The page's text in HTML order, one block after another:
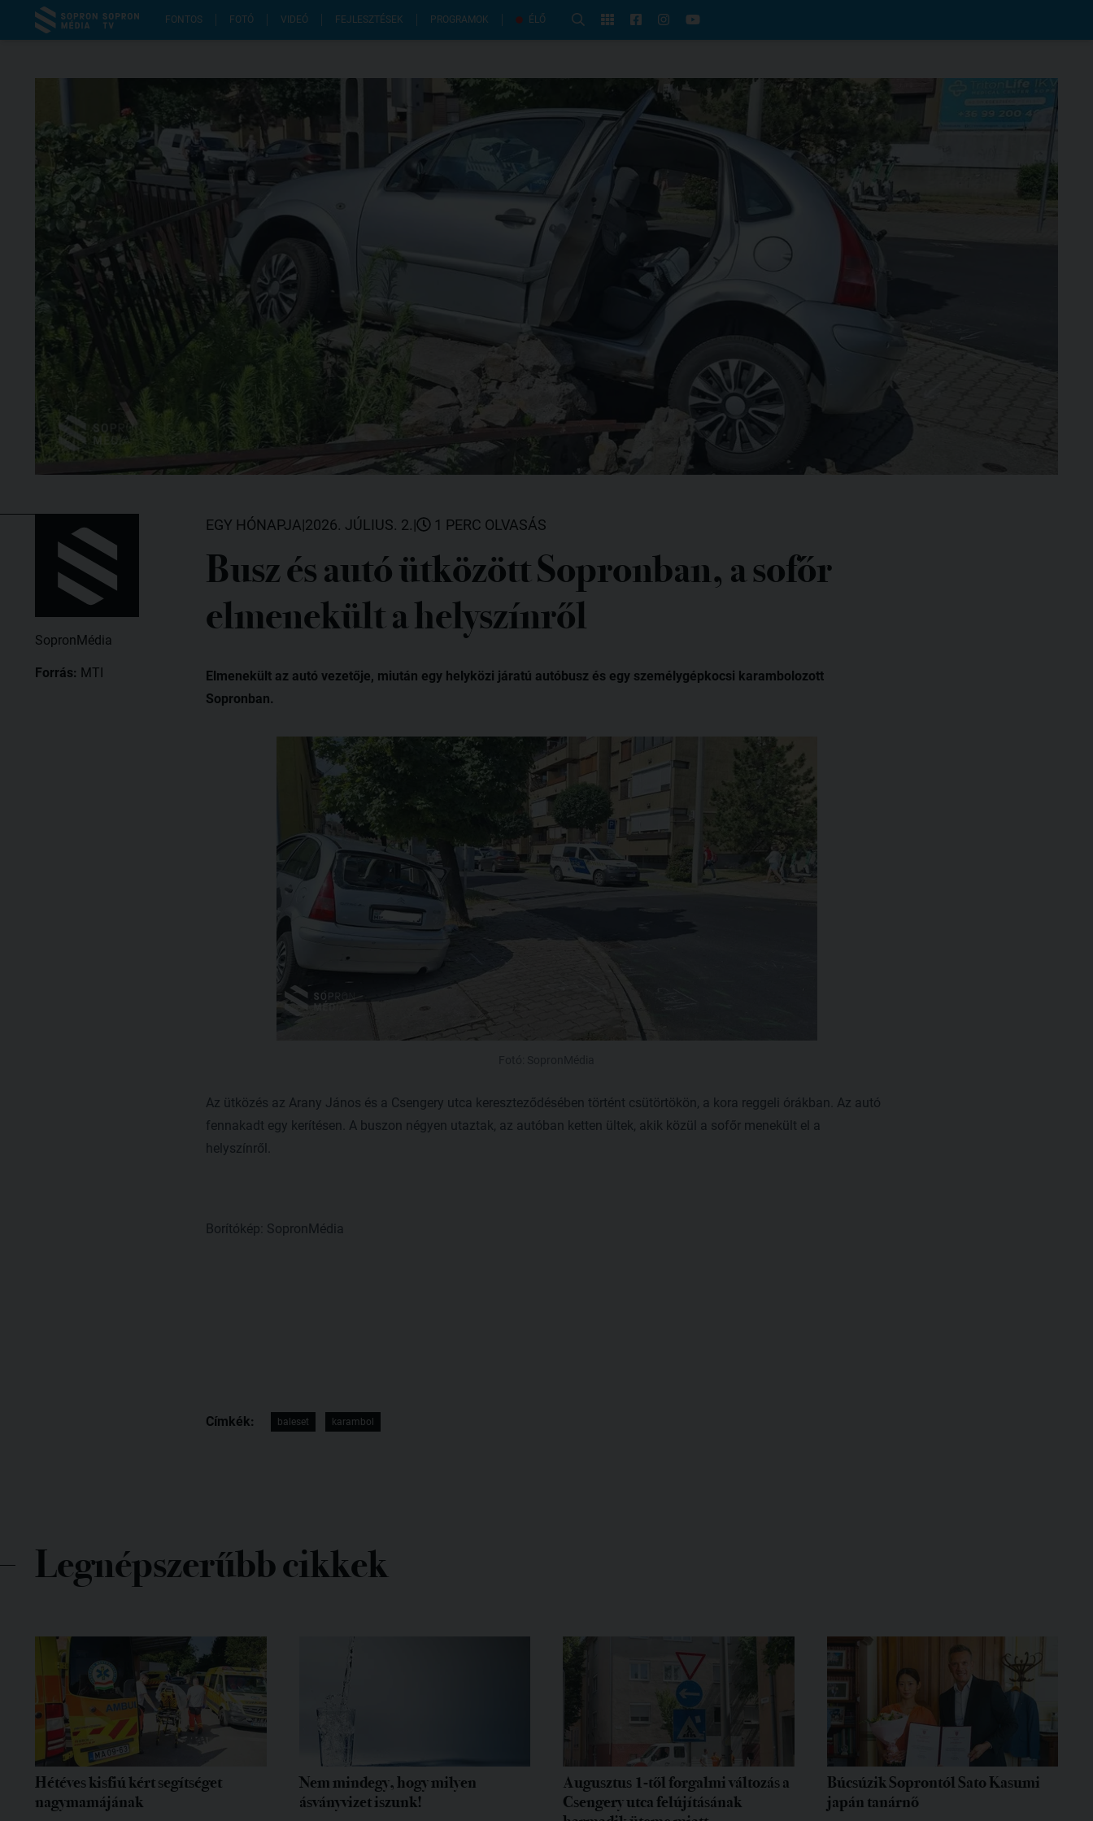
FONTOS FOTÓ VIDEÓ FEJLESZTÉSEK PROGRAMOK ÉLŐ
SopronMédia
Forrás: MTI
EGY HÓNAPJA|2026. JÚLIUS. 2.| 1 PERC OLVASÁS
Busz és autó ütközött Sopronban, a sofőr
elmenekült a helyszínről
Elmenekült az autó vezetője, miután egy helyközi járatú autóbusz és egy személygépkocsi karambolozott
Sopronban.
Az ütközés az Arany János és a Csengery utca kereszteződésében történt csütörtökön, a kora reggeli órákban. Az autó
fennakadt egy kerítésen. A buszon négyen utaztak, az autóban ketten ültek, akik közül a sofőr menekült el a
helyszínről.
Borítókép: SopronMédia
Címkék: baleset karambol
Legnépszerűbb cikkek
Hétéves kisfiú kért segítséget
nagymamájának
Nem mindegy, hogy milyen
ásványvizet iszunk!
Augusztus 1-től forgalmi változás a
Csengery utca felújításának
Búcsúzik Soprontól Sato Kasumi
japán tanárnő